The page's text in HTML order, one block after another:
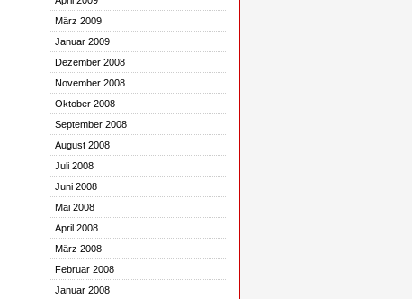
März 2009
Januar 2009
Dezember 2008
November 2008
Oktober 2008
September 2008
August 2008
Juli 2008
Juni 2008
Mai 2008
April 2008
März 2008
Februar 2008
Januar 2008